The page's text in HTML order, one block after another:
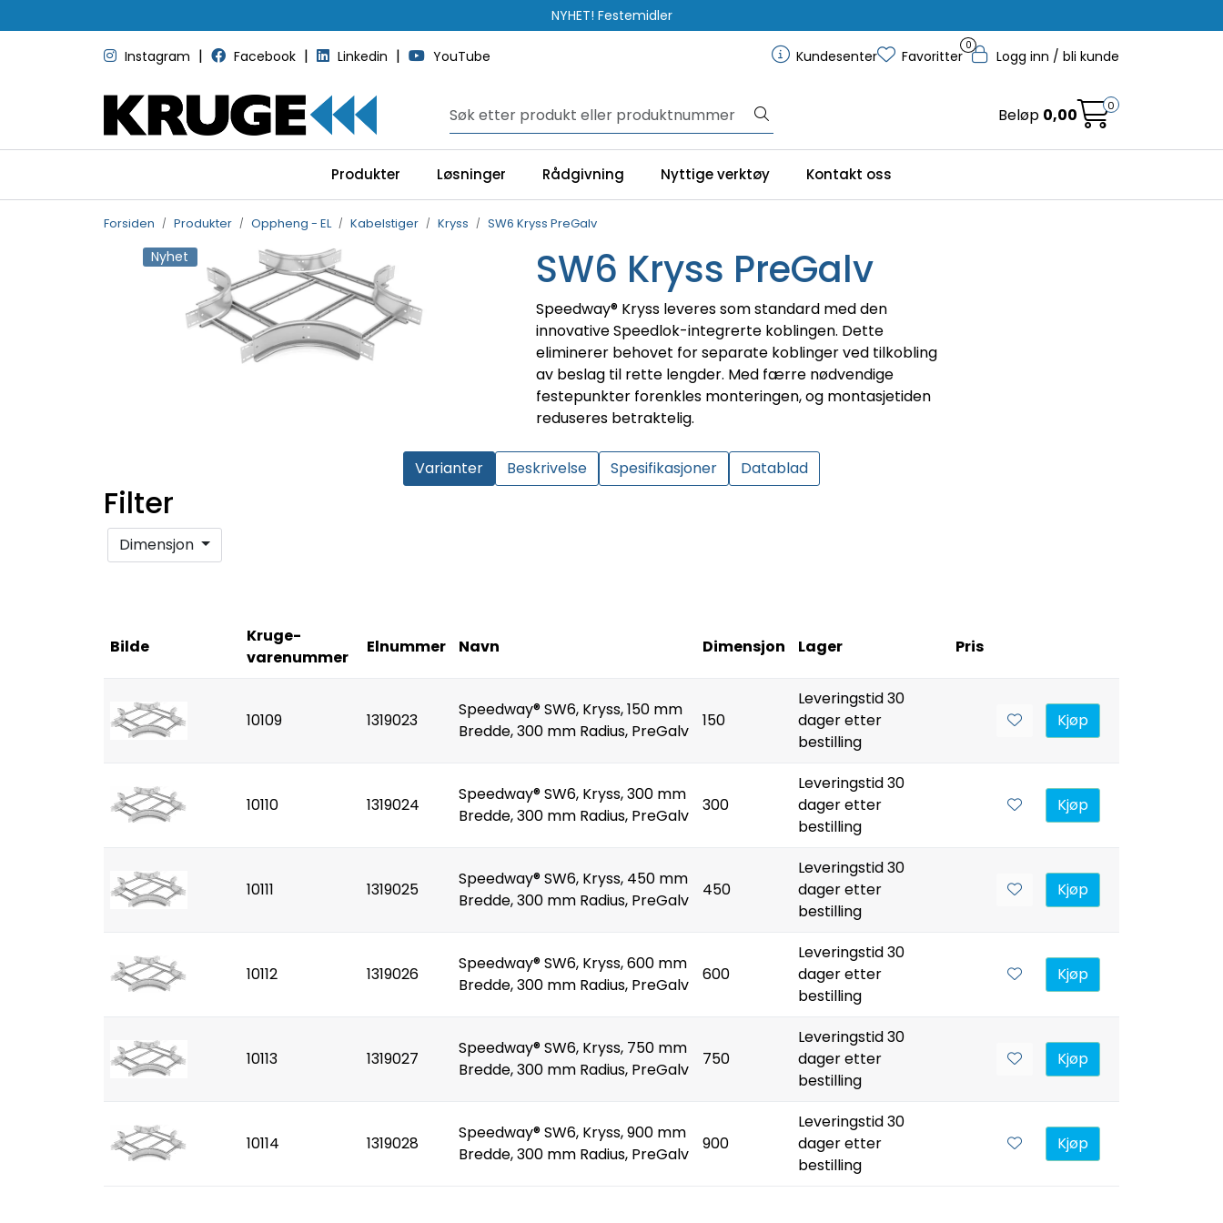
NYHET! Festemidler
Instagram | Facebook | Linkedin | YouTube Kundesenter
0
Favoritter Logg inn / bli kunde
Beløp 0,00 0
Produkter Løsninger Rådgivning Nyttige verktøy Kontakt oss
Forsiden Produkter Oppheng - EL Kabelstiger Kryss SW6 Kryss PreGalv
SW6 Kryss PreGalv
Nyhet
Varianter Beskrivelse Spesifikasjoner Datablad
Filter
Dimensjon
Bilde
Kruge-
varenummer
Elnummer Navn Dimensjon Lager Pris
10109 1319023
Speedway® SW6, Kryss, 150 mm
Bredde, 300 mm Radius, PreGalv
150
Leveringstid 30
dager etter
bestilling
Kjøp
10110 1319024
Speedway® SW6, Kryss, 300 mm
Bredde, 300 mm Radius, PreGalv
300
Leveringstid 30
dager etter
bestilling
Kjøp
10111 1319025
Speedway® SW6, Kryss, 450 mm
Bredde, 300 mm Radius, PreGalv
450
Leveringstid 30
dager etter
bestilling
Kjøp
10112 1319026
Speedway® SW6, Kryss, 600 mm
Bredde, 300 mm Radius, PreGalv
600
Leveringstid 30
dager etter
bestilling
Kjøp
10113 1319027
Speedway® SW6, Kryss, 750 mm
Bredde, 300 mm Radius, PreGalv
750
Leveringstid 30
dager etter
bestilling
Kjøp
10114 1319028
Speedway® SW6, Kryss, 900 mm
Bredde, 300 mm Radius, PreGalv
900
Leveringstid 30
dager etter
bestilling
Kjøp
Speedway® Kryss leveres som standard med den
innovative Speedlok-integrerte koblingen. Dette
eliminerer behovet for separate koblinger ved tilkobling
av beslag til rette lengder. Med færre nødvendige
festepunkter forenkles monteringen, og montasjetiden
reduseres betraktelig.